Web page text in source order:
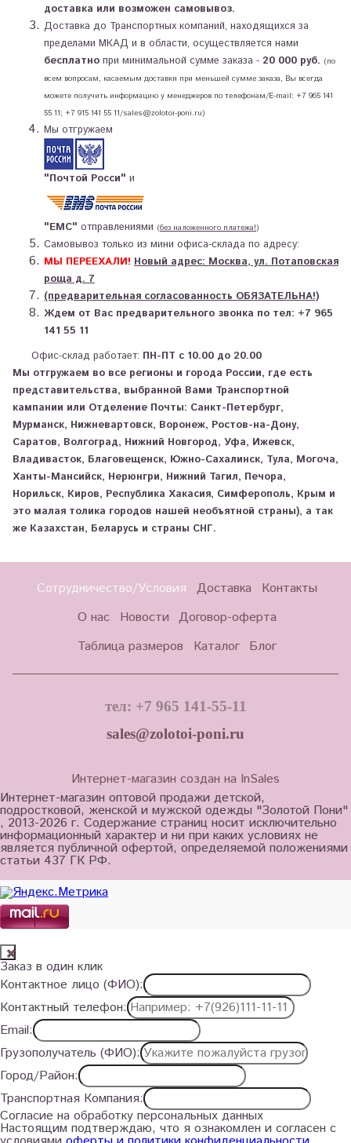
доставка или возможен самовывоз.
Доставка до Транспортных компаний, находящихся за
пределами МКАД и в области, осуществляется нами
бесплатно при минимальной сумме заказа - 20 000 руб. (по
всем вопросам, касаемым доставки при меньшей сумме заказа, Вы всегда
можете получить информацию у менеджеров по телефонам/E-mail: +7 965 141
55 11; +7 915 141 55 11/sales@zolotoi-poni.ru)
Мы отгружаем
"Почтой Росси" и
"ЕМС" отправлениями (без наложенного платежа!)
Самовывоз только из мини офиса-склада по адресу:
МЫ ПЕРЕЕХАЛИ! Новый адрес: Москва, ул. Потаповская
роща д. 7
(предварительная согласованность ОБЯЗАТЕЛЬНА!)
Ждем от Вас предварительного звонка по тел: +7 965
141 55 11
Офис-склад работает: ПН-ПТ с 10.00 до 20.00
Мы отгружаем во все регионы и города России, где есть
представительства, выбранной Вами Транспортной
кампании или Отделение Почты: Санкт-Петербург,
Мурманск, Нижневартовск, Воронеж, Ростов-на-Дону,
Саратов, Волгоград, Нижний Новгород, Уфа, Ижевск,
Владивасток, Благовещенск, Южно-Сахалинск, Тула, Могоча,
Ханты-Мансийск, Нерюнгри, Нижний Тагил, Печора,
Норильск, Киров, Республика Хакасия, Симферополь, Крым и
это малая толика городов нашей необъятной страны), а так
же Казахстан, Беларусь и страны СНГ.
Сотрудничество/Условия Доставка
Контакты
О нас
Новости Договор-оферта
Таблица размеров
Каталог Блог
тел: +7 965 141-55-11
sales@zolotoi-poni.ru
Интернет-магазин создан на InSales
Интернет-магазин оптовой продажи детской,
подростковой, женской и мужской одежды "Золотой Пони"
, 2013-2026 г. Содержание страниц носит исключительно
информационный характер и ни при каких условиях не
является публичной офертой, определяемой положениями
статьи 437 ГК РФ.
Заказ в один клик
Контактное лицо (ФИО):
Контактный телефон:
Email:
Грузополучатель (ФИО):
Город/Район:
Транспортная Компания:
Согласие на обработку персональных данных
Настоящим подтверждаю, что я ознакомлен и согласен с